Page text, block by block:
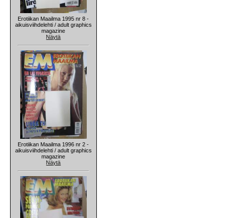
Erotiikan Maailma 1995 nr 8 -
aikuisviihdelehti / adult graphics
magazine
Näytä
Erotiikan Maailma 1996 nr 2 -
aikuisviihdelehti / adult graphics
magazine
Näytä